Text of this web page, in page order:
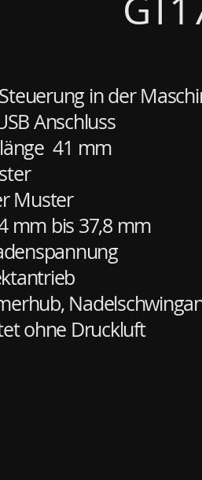
in der
Anschluss
41 mm
Muster
mm bis 37,8 mm
ohne Druckluft